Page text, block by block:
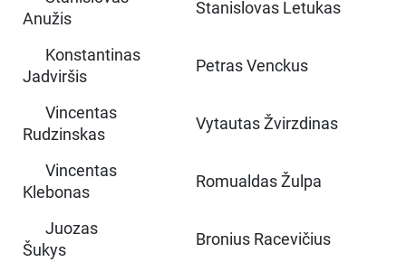
Anužis
Stanislovas Letukas
Konstantinas
Jadviršis
Petras Venckus
Vincentas
Rudzinskas
Vytautas Žvirzdinas
Vincentas
Klebonas
Romualdas Žulpa
Juozas
Šukys
Bronius Racevičius